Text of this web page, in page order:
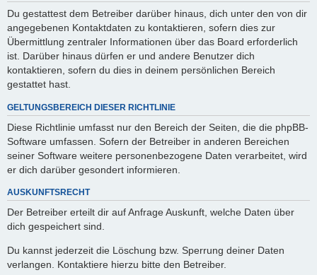
Du gestattest dem Betreiber darüber hinaus, dich unter den von dir
angegebenen Kontaktdaten zu kontaktieren, sofern dies zur
Übermittlung zentraler Informationen über das Board erforderlich
ist. Darüber hinaus dürfen er und andere Benutzer dich
kontaktieren, sofern du dies in deinem persönlichen Bereich
gestattet hast.
GELTUNGSBEREICH DIESER RICHTLINIE
Diese Richtlinie umfasst nur den Bereich der Seiten, die die phpBB-
Software umfassen. Sofern der Betreiber in anderen Bereichen
seiner Software weitere personenbezogene Daten verarbeitet, wird
er dich darüber gesondert informieren.
AUSKUNFTSRECHT
Der Betreiber erteilt dir auf Anfrage Auskunft, welche Daten über
dich gespeichert sind.
Du kannst jederzeit die Löschung bzw. Sperrung deiner Daten
verlangen. Kontaktiere hierzu bitte den Betreiber.